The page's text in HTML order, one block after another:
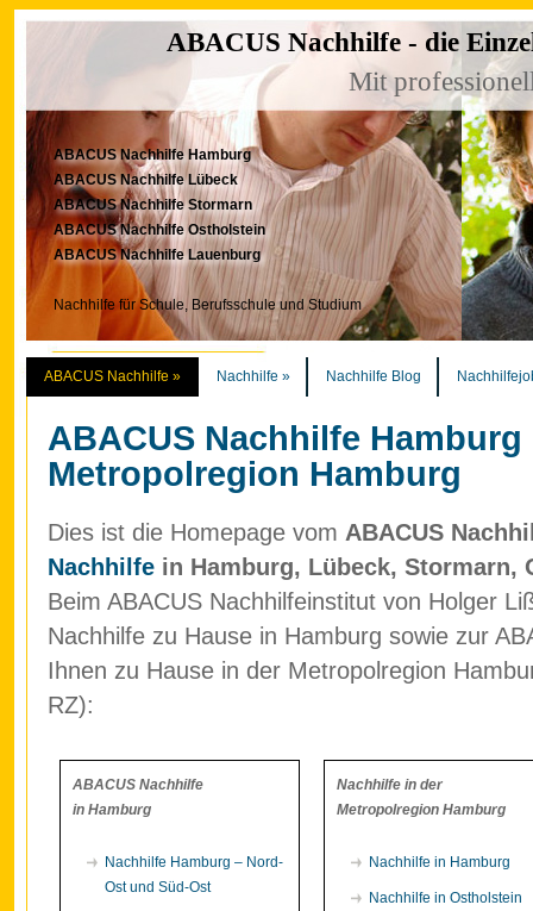
ABACUS Nachhilfe - die
Mit
ABACUS Nachhilfe Hamburg
ABACUS Nachhilfe Lübeck
ABACUS Nachhilfe Stormarn
ABACUS Nachhilfe Ostholstein
ABACUS Nachhilfe Lauenburg
Nachhilfe für Schule, Berufsschule und Studium
ABACUS Nachhilfe » Nachhilfe » Nachhilfe Blog
ABACUS Nachhilfe Hamburg
Metropolregion Hamburg
Dies ist die Homepage vom ABACUS
Nachhilfe in Hamburg, Lübeck, Stormarn,
Beim ABACUS Nachhilfeinstitut von Holger
Nachhilfe zu Hause in Hamburg sowie zur
Ihnen zu Hause in der Metropolregion
RZ):
ABACUS Nachhilfe
in Hamburg
Nachhilfe Hamburg – Nord-
Ost und Süd-Ost
Nachhilfe in der
Metropolregion Hamburg
Nachhilfe in Hamburg
Nachhilfe in Ostholstein